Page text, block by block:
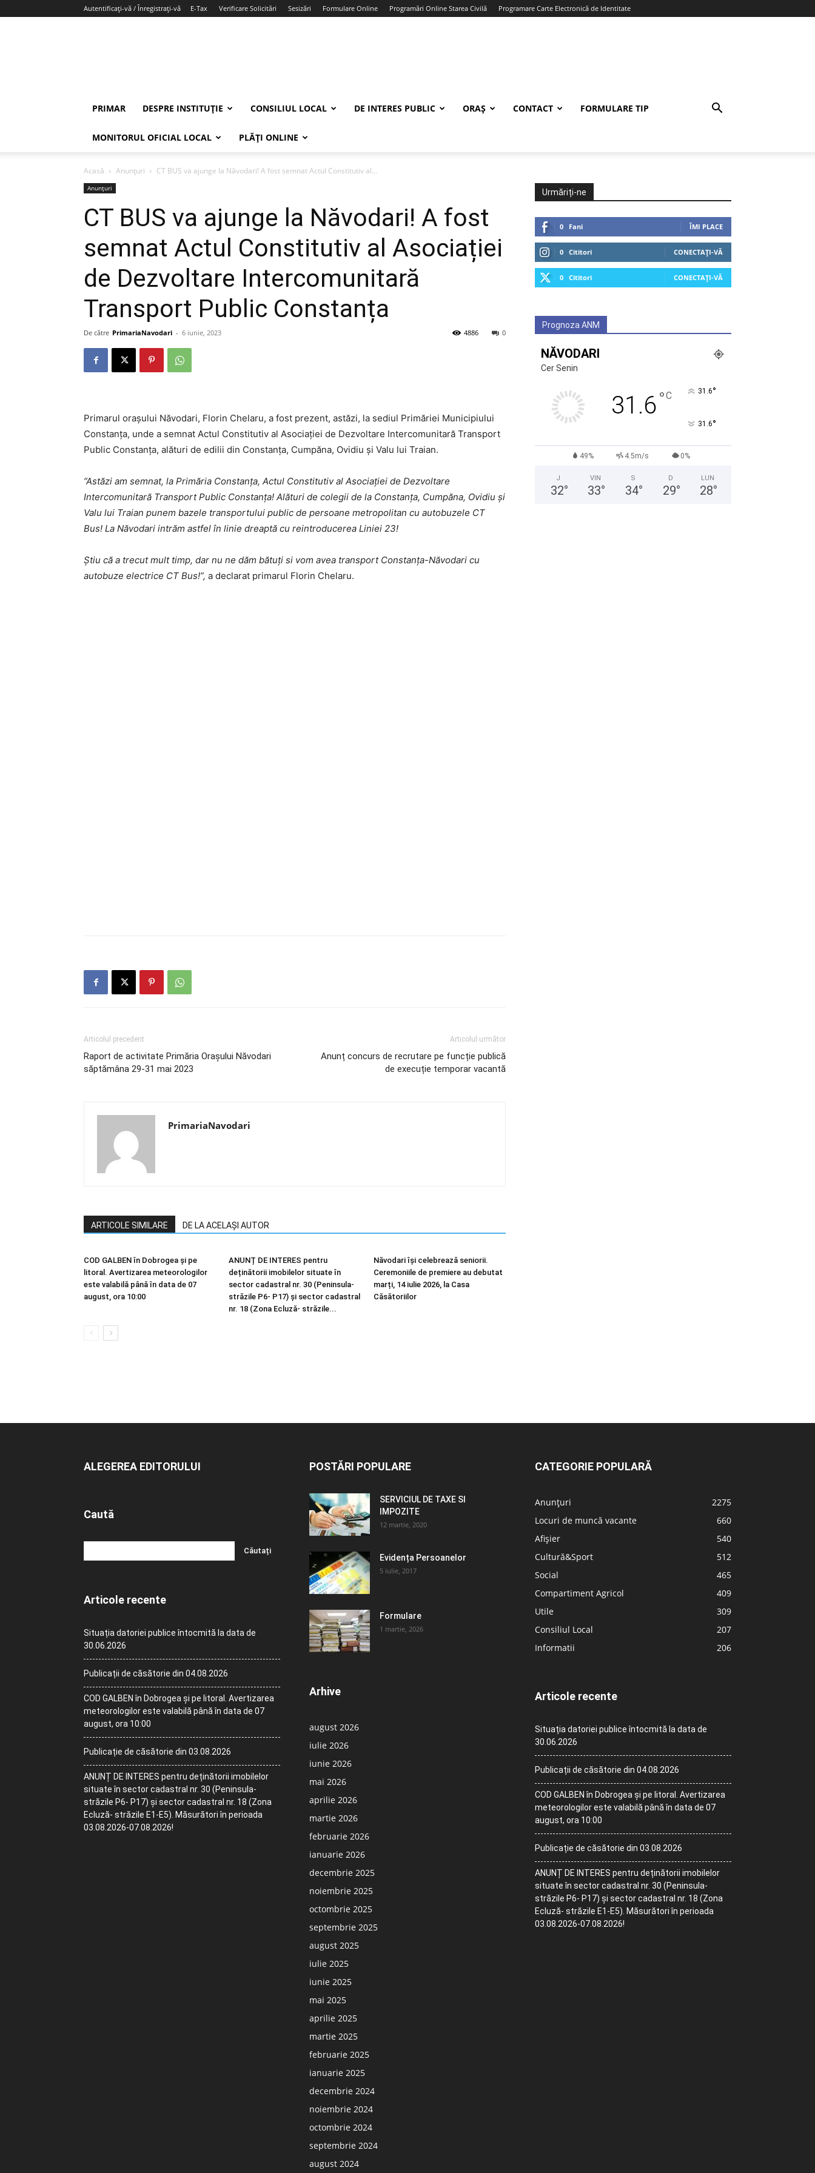
Autentificați-vă / Înregistrați-vă E-Tax Verificare Solicitări Sesizări Formulare Online Programări Online Starea Civilă Programare Carte Electronică de Identitate
PRIMAR DESPRE INSTITUȚIE CONSILIUL LOCAL DE INTERES PUBLIC ORAȘ CONTACT FORMULARE TIP
MONITORUL OFICIAL LOCAL PLĂȚI ONLINE
Acasă Anunțuri CT BUS va ajunge la Năvodari! A fost semnat Actul Constitutiv al...
Anunțuri
CT BUS va ajunge la Năvodari! A fost
semnat Actul Constitutiv al Asociației
de Dezvoltare Intercomunitară
Transport Public Constanța
De către PrimariaNavodari - 6 iunie, 2023 0
4886
Primarul orașului Năvodari, Florin Chelaru, a fost prezent, astăzi, la sediul Primăriei Municipiului
Constanța, unde a semnat Actul Constitutiv al Asociației de Dezvoltare Intercomunitară Transport
Public Constanța, alături de edilii din Constanța, Cumpăna, Ovidiu și Valu lui Traian.
”Astăzi am semnat, la Primăria Constanța, Actul Constitutiv al Asociației de Dezvoltare
Intercomunitară Transport Public Constanța! Alături de colegii de la Constanța, Cumpăna, Ovidiu și
Valu lui Traian punem bazele transportului public de persoane metropolitan cu autobuzele CT
Bus! La Năvodari intrăm astfel în linie dreaptă cu reintroducerea Liniei 23!
Știu că a trecut mult timp, dar nu ne dăm bătuți si vom avea transport Constanța-Năvodari cu
autobuze electrice CT Bus!”, a declarat primarul Florin Chelaru.
Articolul precedent
Raport de activitate Primăria Orașului Năvodari
săptămâna 29-31 mai 2023
Articolul următor
Anunț concurs de recrutare pe funcție publică
de execuție temporar vacantă
PrimariaNavodari
ARTICOLE SIMILARE DE LA ACELAȘI AUTOR
COD GALBEN în Dobrogea și pe
litoral. Avertizarea meteorologilor
este valabilă până în data de 07
august, ora 10:00
ANUNȚ DE INTERES pentru
deținătorii imobilelor situate în
sector cadastral nr. 30 (Peninsula-
străzile P6- P17) și sector cadastral
nr. 18 (Zona Ecluză- străzile...
Năvodari își celebrează seniorii.
Ceremoniile de premiere au debutat
marți, 14 iulie 2026, la Casa
Căsătoriilor
Urmăriți-ne
0 Fani ÎMI PLACE
0 Cititori CONECTAȚI-VĂ
0 Cititori CONECTAȚI-VĂ
Prognoza ANM
NĂVODARI
Cer Senin
31.6°C 31.6°
31.6°
49% 4.5m/s 0%
J
32°
VIN
33°
S
34°
D
29°
LUN
28°
ALEGEREA EDITORULUI
Caută
Articole recente
Situația datoriei publice întocmită la data de
30.06.2026
Publicații de căsătorie din 04.08.2026
COD GALBEN în Dobrogea și pe litoral. Avertizarea
meteorologilor este valabilă până în data de 07
august, ora 10:00
Publicație de căsătorie din 03.08.2026
ANUNȚ DE INTERES pentru deținătorii imobilelor
situate în sector cadastral nr. 30 (Peninsula-
străzile P6- P17) și sector cadastral nr. 18 (Zona
Ecluză- străzile E1-E5). Măsurători în perioada
03.08.2026-07.08.2026!
POSTĂRI POPULARE
SERVICIUL DE TAXE SI
IMPOZITE
12 martie, 2020
Evidența Persoanelor
5 iulie, 2017
Formulare
1 martie, 2026
Arhive
august 2026
iulie 2026
iunie 2026
mai 2026
aprilie 2026
martie 2026
februarie 2026
ianuarie 2026
decembrie 2025
noiembrie 2025
octombrie 2025
septembrie 2025
august 2025
iulie 2025
iunie 2025
mai 2025
aprilie 2025
martie 2025
februarie 2025
ianuarie 2025
decembrie 2024
noiembrie 2024
octombrie 2024
septembrie 2024
august 2024
CATEGORIE POPULARĂ
Anunțuri
2275
Locuri de muncă vacante
660
Afișier
540
Cultură&Sport
512
Social
465
Compartiment Agricol
409
Utile
309
Consiliul Local
207
Informatii
206
Articole recente
Situația datoriei publice întocmită la data de
30.06.2026
Publicații de căsătorie din 04.08.2026
COD GALBEN în Dobrogea și pe litoral. Avertizarea
meteorologilor este valabilă până în data de 07
august, ora 10:00
Publicație de căsătorie din 03.08.2026
ANUNȚ DE INTERES pentru deținătorii imobilelor
situate în sector cadastral nr. 30 (Peninsula-
străzile P6- P17) și sector cadastral nr. 18 (Zona
Ecluză- străzile E1-E5). Măsurători în perioada
03.08.2026-07.08.2026!